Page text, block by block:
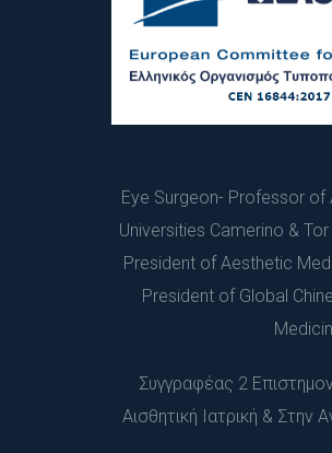
Εye Surgeon- Professor
Universities Camerino &
President of Aesthetic
President of Global
Συγγραφέας 2
Αισθητική Ιατρική & Στην